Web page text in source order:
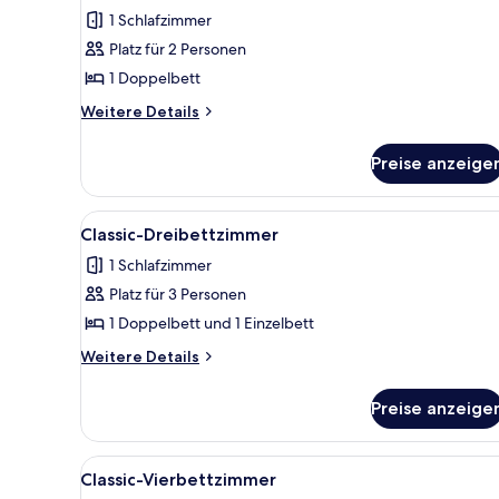
für
Classic-
Doppelzimmer
anzeigen
1 Schlafzimmer
Platz für 2 Personen
1 Doppelbett
Weitere Details
Weitere
Doppelzimmer
Preise
Alle
Fotos
für
Classic-
Dreibettzimmer
anzeigen
Ein Hotelzimmer mit einem
14
Classic-Dreibettzimmer
1 Schlafzimmer
Platz für 3 Personen
1 Doppelbett und 1 Einzelbett
Weitere Details
Weitere
Dreibettzimmer
Preise
Alle
Fotos
Ein Hotelzimmer mit Sofa,
14
Classic-Vierbettzimmer